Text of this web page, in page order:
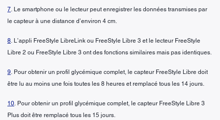
7. Le smartphone ou le lecteur peut enregistrer les données transmises par
le capteur à une distance d’environ 4 cm.
8. L’appli FreeStyle LibreLink ou FreeStyle Libre 3 et le lecteur FreeStyle
Libre 2 ou FreeStyle Libre 3 ont des fonctions similaires mais pas identiques.
9. Pour obtenir un profil glycémique complet, le capteur FreeStyle Libre doit
être lu au moins une fois toutes les 8 heures et remplacé tous les 14 jours.
10. Pour obtenir un profil glycémique complet, le capteur FreeStyle Libre 3
Plus doit être remplacé tous les 15 jours.